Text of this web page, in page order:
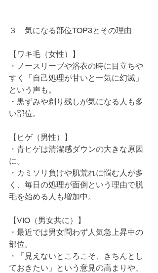
３　気になる部位TOP3とその理由
【ワキ毛（女性）】
・ノースリーブや浴衣の時に目立ちや
すく「自己処理が甘いと一気に幻滅」
という声も。
・黒ずみや剃り残しが気になる人も多
い部位。
【ヒゲ（男性）】
・青ヒゲは清潔感ダウンの大きな原因
に。
・カミソリ負けや肌荒れに悩む人が多
く、毎日の処理が面倒という理由で脱
毛を始める人も増加中。
【VIO（男女共に）】
・最近では男女問わず人気急上昇中の
部位。
・「見えないところこそ、きちんとし
ておきたい」という意見の高まりや、